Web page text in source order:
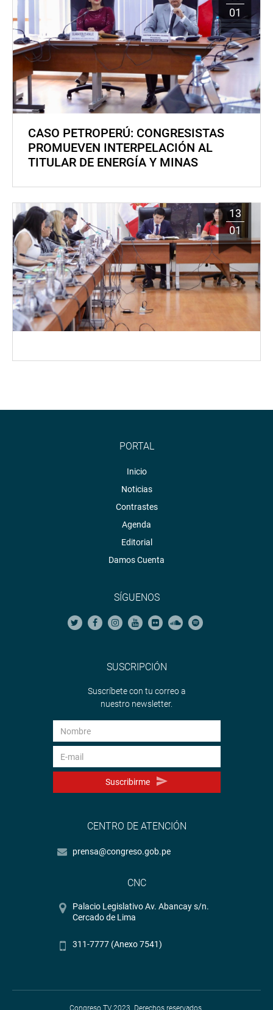
01
CASO PETROPERÚ: CONGRESISTAS
PROMUEVEN INTERPELACIÓN AL
TITULAR DE ENERGÍA Y MINAS
13
01
PORTAL
Inicio
Noticias
Contrastes
Agenda
Editorial
Damos Cuenta
SÍGUENOS
SUSCRIPCIÓN
Suscríbete con tu correo a
nuestro newsletter.
Suscribirme
CENTRO DE ATENCIÓN
prensa@congreso.gob.pe
CNC
Palacio Legislativo Av. Abancay s/n.
Cercado de Lima
311-7777 (Anexo 7541)
Congreso TV 2023. Derechos reservados.